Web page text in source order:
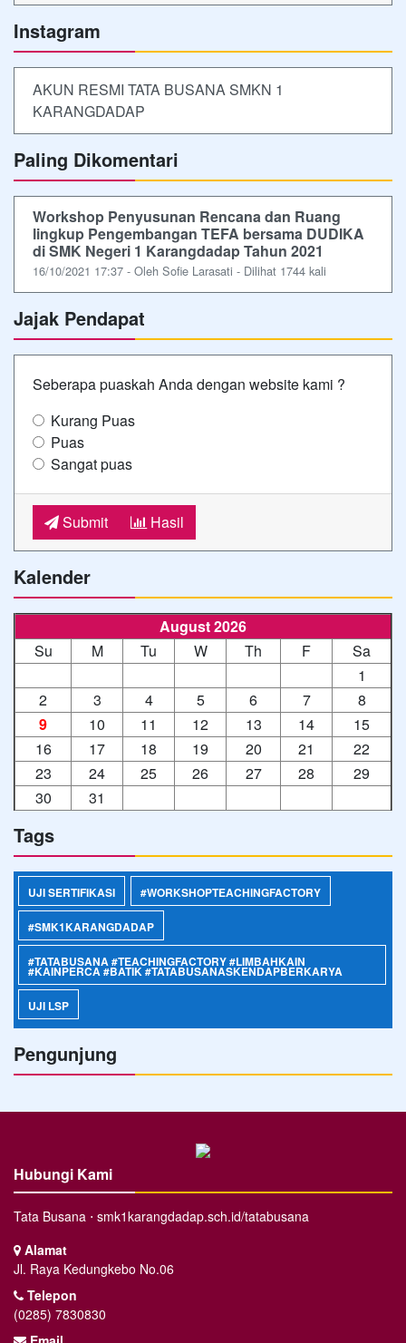
Instagram
AKUN RESMI TATA BUSANA SMKN 1
KARANGDADAP
Paling Dikomentari
Workshop Penyusunan Rencana dan Ruang
lingkup Pengembangan TEFA bersama DUDIKA
di SMK Negeri 1 Karangdadap Tahun 2021
16/10/2021 17:37 - Oleh Sofie Larasati - Dilihat 1744 kali
Jajak Pendapat
Seberapa puaskah Anda dengan website kami ?
Kurang Puas
Puas
Sangat puas
Submit Hasil
Kalender
August 2026
Su
M Tu W Th F
Sa
1
2
3 4 5 6 7
8
9
10 11 12 13 14
15
16
17 18 19 20 21
22
23
24 25 26 27 28
29
30
31
Tags
UJI SERTIFIKASI #WORKSHOPTEACHINGFACTORY
#SMK1KARANGDADAP
#TATABUSANA #TEACHINGFACTORY #LIMBAHKAIN
#KAINPERCA #BATIK #TATABUSANASKENDAPBERKARYA
UJI LSP
Pengunjung
Hubungi Kami
Tata Busana ⋅ smk1karangdadap.sch.id/tatabusana
Alamat
Jl. Raya Kedungkebo No.06
Telepon
(0285) 7830830